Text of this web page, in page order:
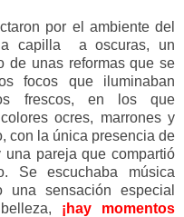
por el ambiente del
capilla a oscuras, un
de unas reformas que se
focos que iluminaban
frescos, en los que
ocres, marrones y
con la única presencia de
pareja que compartió
Se escuchaba música
sensación especial
¡hay momentos